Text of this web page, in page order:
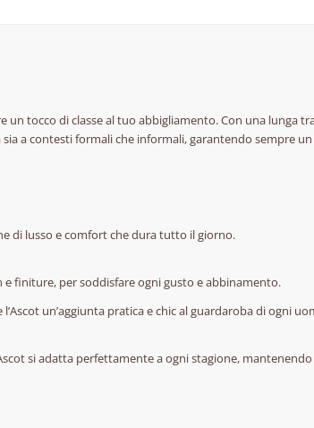
un tocco di classe al tuo abbigliamento. Con una lunga
sia a contesti formali che informali, garantendo sempre
di lusso e comfort che dura tutto il giorno.
finiture, per soddisfare ogni gusto e abbinamento.
un’aggiunta pratica e chic al guardaroba di ogni
si adatta perfettamente a ogni stagione,